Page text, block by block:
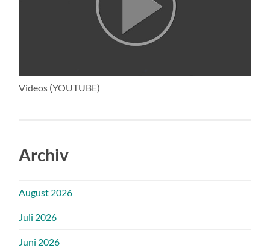
Videos (YOUTUBE)
Archiv
August 2026
Juli 2026
Juni 2026